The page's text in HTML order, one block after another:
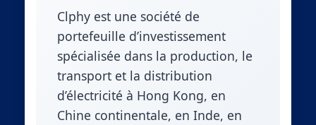
Clphy est une société de
portefeuille d’investissement
spécialisée dans la production, le
transport et la distribution
d’électricité à Hong Kong, en
Chine continentale, en Inde, en